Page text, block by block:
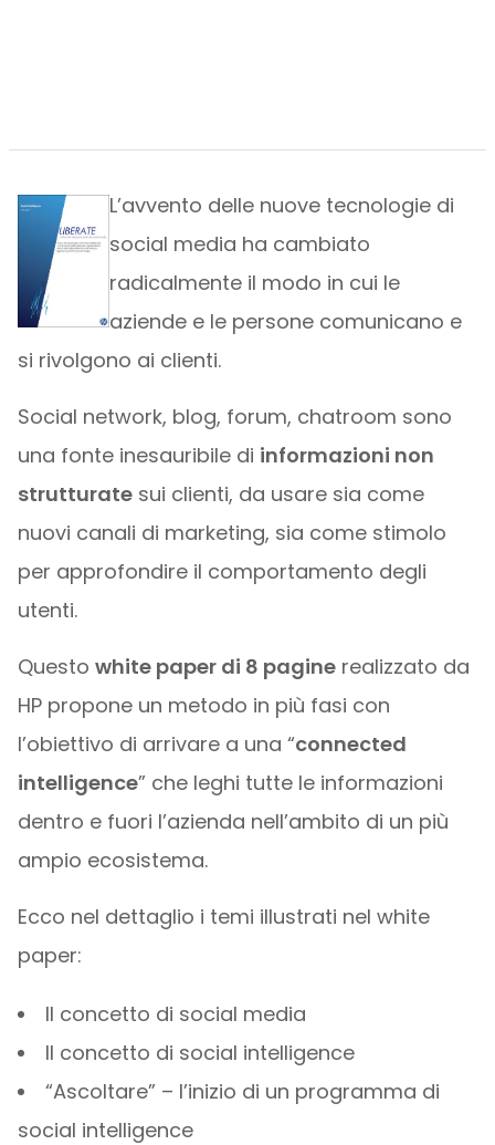
L’avvento delle nuove tecnologie di
social media ha cambiato
radicalmente il modo in cui le
aziende e le persone comunicano e
si rivolgono ai clienti.
Social network, blog, forum, chatroom sono
una fonte inesauribile di informazioni non
strutturatesui clienti, da usare sia come
nuovi canali di marketing, sia come stimolo
per approfondire il comportamento degli
utenti.
Questo white paper di 8 paginerealizzato da
HP propone un metodo in più fasi con
l’obiettivo di arrivare a una “connected
intelligence” che leghi tutte le informazioni
dentro e fuori l’azienda nell’ambito di un più
ampio ecosistema.
Ecco nel dettaglio i temi illustrati nel white
paper:
Il concetto di social media
Il concetto di social intelligence
“Ascoltare” – l’inizio di un programma di
social intelligence